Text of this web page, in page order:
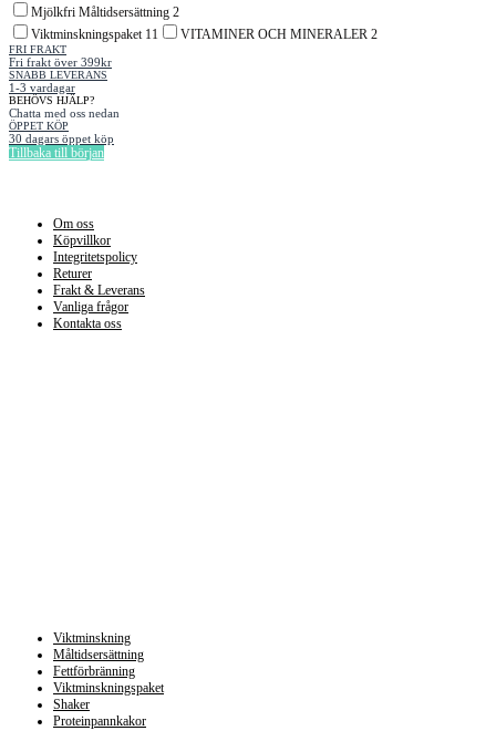
Mjölkfri Måltidsersättning 2
Viktminskningspaket 11 VITAMINER OCH MINERALER 2
FRI FRAKT
Fri frakt över 399kr
SNABB LEVERANS
1-3 vardagar
BEHÖVS HJÄLP?
Chatta med oss nedan
ÖPPET KÖP
30 dagars öppet köp
Tillbaka till början
Om oss
Köpvillkor
Integritetspolicy
Returer
Frakt & Leverans
Vanliga frågor
Kontakta oss
Viktminskning
Måltidsersättning
Fettförbränning
Viktminskningspaket
Shaker
Proteinpannkakor